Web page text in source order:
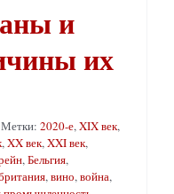
и
их
Метки: 2020-е,XIX век,
,XX век,XXI век,
,Бельгия,
,вино,война,